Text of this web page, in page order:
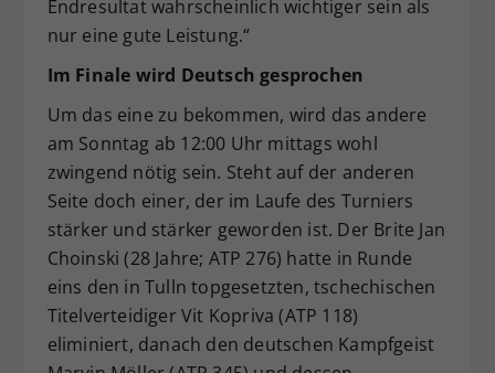
Endresultat wahrscheinlich wichtiger sein als
nur eine gute Leistung.“
Im Finale wird Deutsch gesprochen
Um das eine zu bekommen, wird das andere
am Sonntag ab 12:00 Uhr mittags wohl
zwingend nötig sein. Steht auf der anderen
Seite doch einer, der im Laufe des Turniers
stärker und stärker geworden ist. Der Brite Jan
Choinski (28 Jahre; ATP 276) hatte in Runde
eins den in Tulln topgesetzten, tschechischen
Titelverteidiger Vit Kopriva (ATP 118)
eliminiert, danach den deutschen Kampfgeist